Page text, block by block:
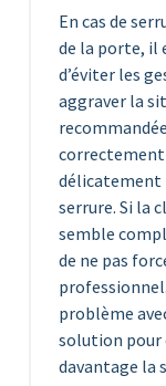
En cas de
de la porte, il
d’éviter les
aggraver la
délicatement
serrure. Si la
semble
de ne pas
problème
solution pour
davantage la